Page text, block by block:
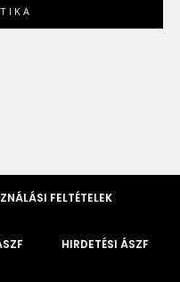
FELTÉTELEK
HIRDETÉSI ÁSZF